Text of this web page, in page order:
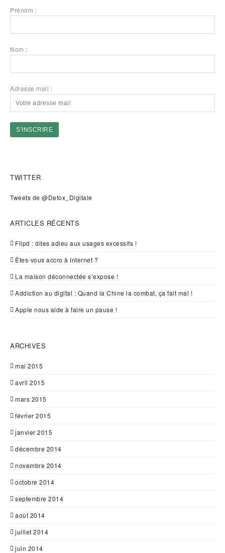
Prénom :
Nom :
Adresse mail :
TWITTER
Tweets de @Detox_Digitale
ARTICLES RÉCENTS
Flipd : dites adieu aux usages excessifs !
Êtes-vous accro à Internet ?
La maison déconnectée s’expose !
Addiction au digital : Quand la Chine la combat, ça fait mal !
Apple nous aide à faire un pause !
ARCHIVES
mai 2015
avril 2015
mars 2015
février 2015
janvier 2015
décembre 2014
novembre 2014
octobre 2014
septembre 2014
août 2014
juillet 2014
juin 2014